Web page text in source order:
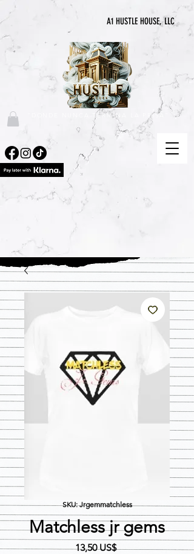
A1 HUSTLE HOUSE, LLC
"DONDE NUNCA TERMINA LA PRISA"
SKU: Jrgemmatchless
Matchless jr gems
13,50 US$Precio